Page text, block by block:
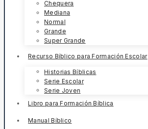
Chequera
Mediana
Normal
Grande
Super Grande
Recurso Bíblico para Formación Escolar
Historias Bíblicas
Serie Escolar
Serie Joven
Libro para Formación Bíblica
Manual Bíblico